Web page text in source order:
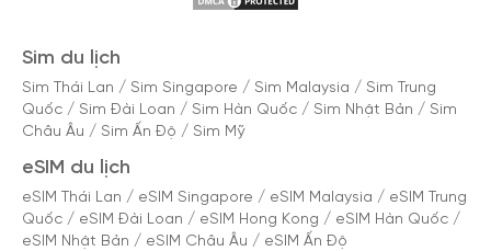
Sim du lịch
Sim Thái Lan / Sim Singapore / Sim Malaysia / Sim Trung
Quốc / Sim Đài Loan / Sim Hàn Quốc / Sim Nhật Bản / Sim
Châu Âu / Sim Ấn Độ / Sim Mỹ
eSIM du lịch
eSIM Thái Lan / eSIM Singapore / eSIM Malaysia / eSIM Trung
Quốc / eSIM Đài Loan / eSIM Hong Kong / eSIM Hàn Quốc /
eSIM Nhật Bản / eSIM Châu Âu / eSIM Ấn Độ